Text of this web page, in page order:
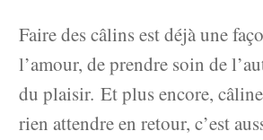
Faire des câlins est déjà une
l’amour, de prendre soin de
du plaisir. Et plus encore,
rien attendre en retour, c’est